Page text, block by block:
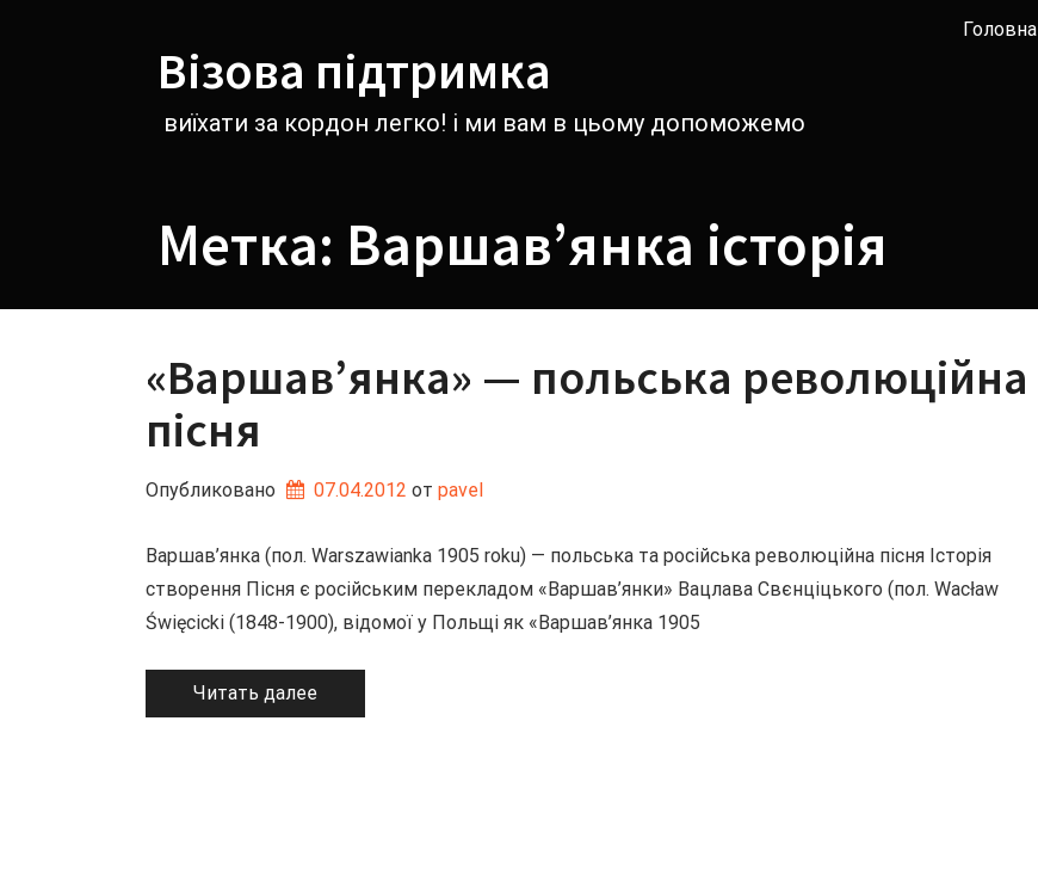
Візова підтримка
виїхати за кордон легко! і ми вам в цьому допоможемо
Головна
Метка: Варшав’янка історія
«Варшав’янка» — польська революційна
пісня
Опубликовано 07.04.2012 от pavel
Варшав’янка (пол. Warszawianka 1905 roku) — польська та російська революційна пісня Історія
створення Пісня є російським перекладом «Варшав’янки» Вацлава Свєнціцького (пол. Wacław
Święcicki (1848-1900), відомої у Польщі як «Варшав’янка 1905
Читать далее